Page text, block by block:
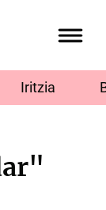
Iritzia